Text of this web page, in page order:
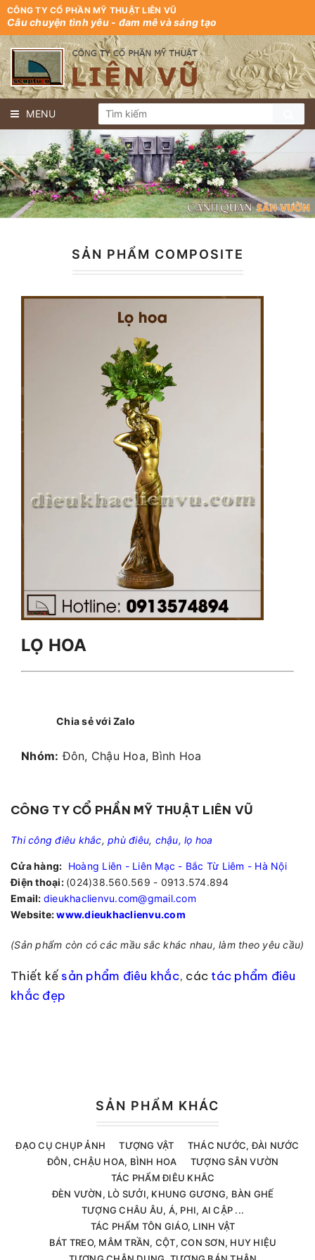
CÔNG TY CỔ PHẦN MỸ THUẬT LIÊN VŨ
Câu chuyện tình yêu - đam mê và sáng tạo
MENU
SẢN PHẨM COMPOSITE
LỌ HOA
Chia sẻ với Zalo
Nhóm: Đôn, Chậu Hoa, Bình Hoa
CÔNG TY CỔ PHẦN MỸ THUẬT LIÊN VŨ
Thi công điêu khắc, phù điêu, chậu, lọ hoa
Cửa hàng: Hoàng Liên - Liên Mạc - Bắc Từ Liêm - Hà Nội
Điện thoại: (024)38.560.569 - 0913.574.894
Email: dieukhaclienvu.com@gmail.com
Website:www.dieukhaclienvu.com
(Sản phẩm còn có các mầu sắc khác nhau, làm theo yêu cầu)
Thiết kế sản phẩm điêu khắc, các tác phẩm điêu
khắc đẹp
SẢN PHẨM KHÁC
ĐẠO CỤ CHỤP ẢNH TƯỢNG VẬT
THÁC NƯỚC, ĐÀI NƯỚC
ĐÔN, CHẬU HOA, BÌNH HOA
TƯỢNG SÂN VƯỜN
TÁC PHẨM ĐIÊU KHẮC
ĐÈN VƯỜN, LÒ SƯỞI, KHUNG GƯƠNG, BÀN GHẾ
TƯỢNG CHÂU ÂU, Á, PHI, AI CẬP ...
TÁC PHẨM TÔN GIÁO, LINH VẬT
BÁT TREO, MÂM TRẦN, CỘT, CON SƠN, HUY HIỆU